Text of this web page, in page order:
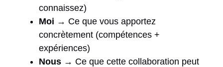
connaissez)
Moi → Ce que vous apportez
concrètement (compétences +
expériences)
Nous → Ce que cette collaboration peut